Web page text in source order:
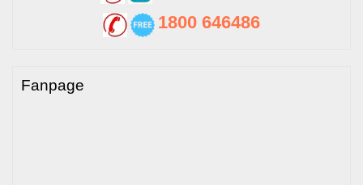
1800 646486
Fanpage